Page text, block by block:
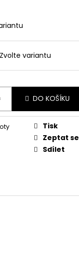
Zvolte variantu
DO KOŠÍKU
Tisk
Zeptat se
Sdílet